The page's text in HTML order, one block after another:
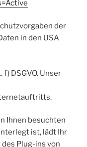
der
in den USA
DSGVO. Unser
Ihnen besuchten
ist, lädt Ihr
Plug-ins von